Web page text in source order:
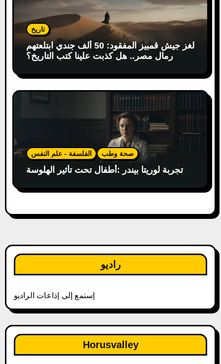
تاريخ
لغز جيش قمبيز المفقود: 50 ألف جندي ابتلعتهم
رمال مصر.. هل كذبت علينا كتب التاريخ؟
الفلسفة - علم النفس صحة وطب
تجربة لوريتا بيندر :أطفال تحت تأثير الهلوسة
راديو
إستمع إلى إذاعات الراديو
Horusvalley